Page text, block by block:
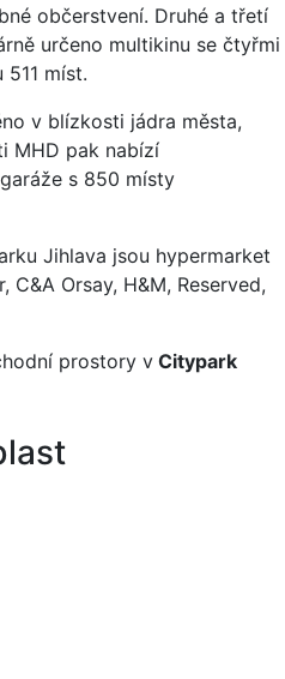
občerstvení. Druhé a třetí
určeno multikinu se čtyřmi
míst.
v blízkosti jádra města,
MHD pak nabízí
s 850 místy
Jihlava jsou hypermarket
Orsay, H&M, Reserved,
prostory vCitypark